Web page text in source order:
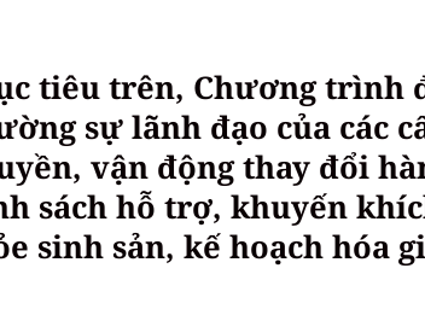
tiêu trên, Chương trình
sự lãnh đạo của các
vận động thay đổi
sách hỗ trợ, khuyến
sinh sản, kế hoạch hóa